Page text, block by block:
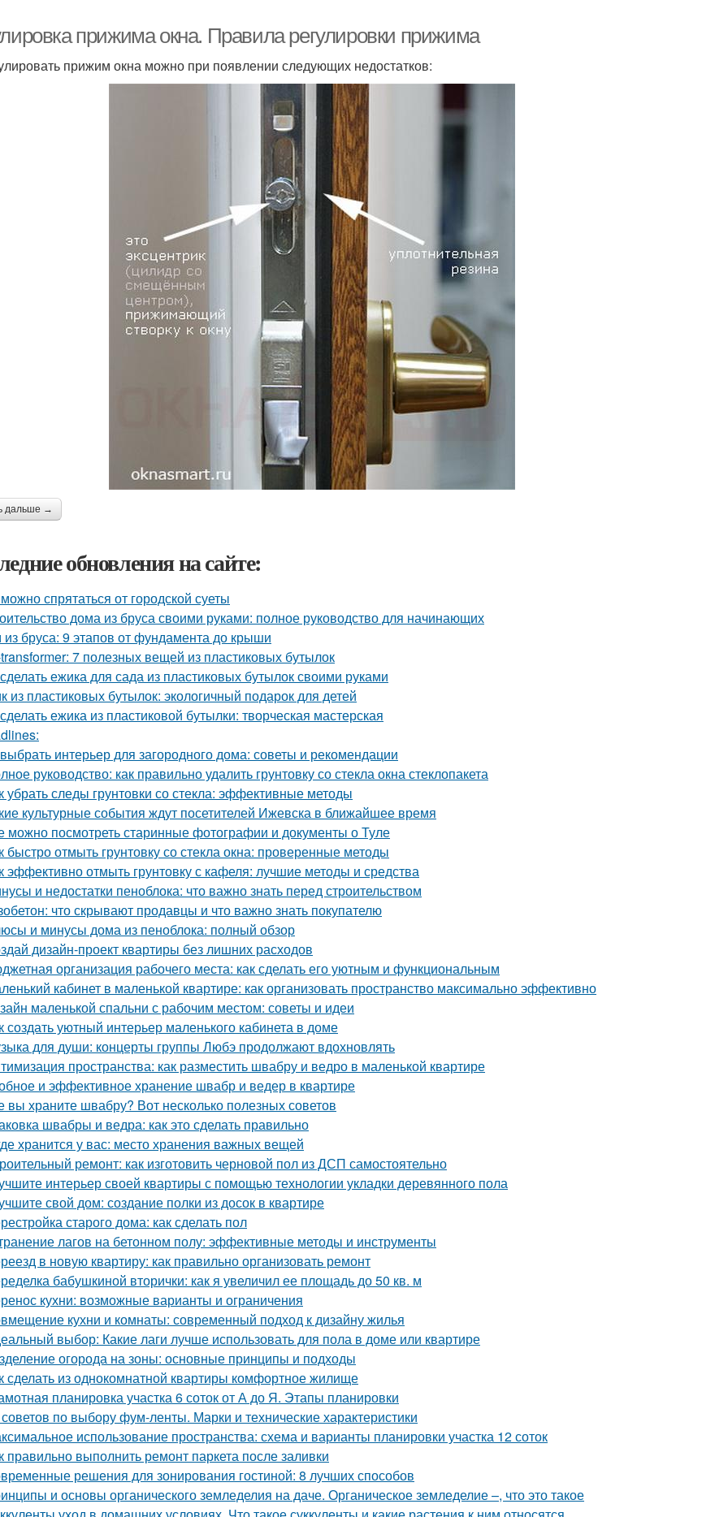
прижима окна. Правила регулировки прижима
прижим окна можно при появлении следующих недостатков:
дальше →
обновления на сайте:
спрятаться от городской суеты
дома из бруса своими руками: полное руководство для начинающих
бруса: 9 этапов от фундамента до крыши
7 полезных вещей из пластиковых бутылок
ежика для сада из пластиковых бутылок своими руками
из пластиковых бутылок: экологичный подарок для детей
ежика из пластиковой бутылки: творческая мастерская
интерьер для загородного дома: советы и рекомендации
руководство: как правильно удалить грунтовку со стекла окна стеклопакета
убрать следы грунтовки со стекла: эффективные методы
культурные события ждут посетителей Ижевска в ближайшее время
можно посмотреть старинные фотографии и документы о Туле
быстро отмыть грунтовку со стекла окна: проверенные методы
эффективно отмыть грунтовку с кафеля: лучшие методы и средства
и недостатки пеноблока: что важно знать перед строительством
что скрывают продавцы и что важно знать покупателю
и минусы дома из пеноблока: полный обзор
дизайн-проект квартиры без лишних расходов
организация рабочего места: как сделать его уютным и функциональным
кабинет в маленькой квартире: как организовать пространство максимально эффективно
маленькой спальни с рабочим местом: советы и идеи
создать уютный интерьер маленького кабинета в доме
для души: концерты группы Любэ продолжают вдохновлять
пространства: как разместить швабру и ведро в маленькой квартире
и эффективное хранение швабр и ведер в квартире
вы храните швабру? Вот несколько полезных советов
швабры и ведра: как это сделать правильно
хранится у вас: место хранения важных вещей
ремонт: как изготовить черновой пол из ДСП самостоятельно
интерьер своей квартиры с помощью технологии укладки деревянного пола
свой дом: создание полки из досок в квартире
старого дома: как сделать пол
лагов на бетонном полу: эффективные методы и инструменты
в новую квартиру: как правильно организовать ремонт
бабушкиной вторички: как я увеличил ее площадь до 50 кв. м
кухни: возможные варианты и ограничения
кухни и комнаты: современный подход к дизайну жилья
выбор: Какие лаги лучше использовать для пола в доме или квартире
огорода на зоны: основные принципы и подходы
сделать из однокомнатной квартиры комфортное жилище
планировка участка 6 соток от А до Я. Этапы планировки
по выбору фум-ленты. Марки и технические характеристики
использование пространства: схема и варианты планировки участка 12 соток
правильно выполнить ремонт паркета после заливки
решения для зонирования гостиной: 8 лучших способов
и основы органического земледелия на даче. Органическое земледелие –, что это такое